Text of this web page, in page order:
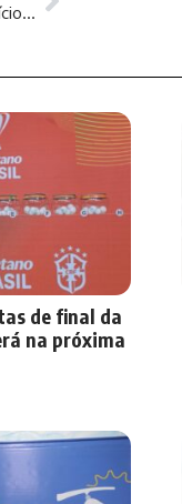
Prefeitura de Manaus atua com interdição em início de obra em área do Planalto
de final da
na próxima